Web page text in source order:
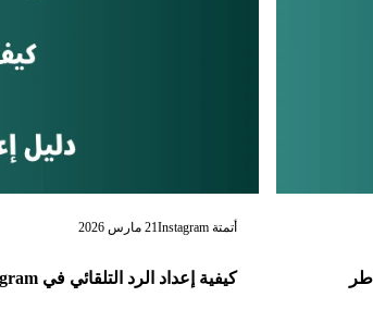
أتمتة Instagram 21 مارس 2026
كيفية إعداد الرد التلقائي في Instagram وكيف يعمل (دليل 2026)